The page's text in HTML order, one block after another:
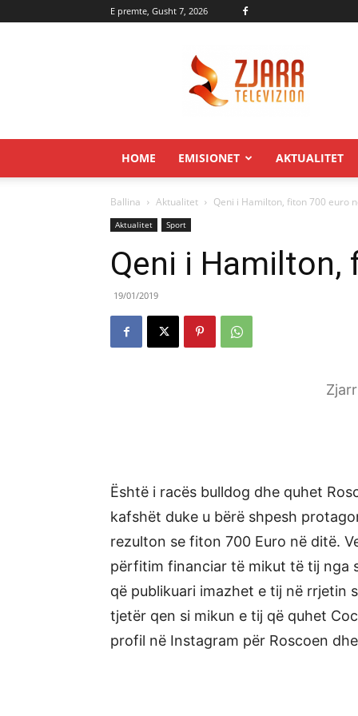
E premte, Gusht 7, 2026
HOME EMISIONET AKTUALITET
Ballina Aktualitet Qeni i Hamilton, fiton 700 euro
Aktualitet Sport
Qeni i
19/01/2019
Është i racës bulldog dhe quhet
kafshët duke u bërë shpesh
rezulton se fiton 700 Euro në ditë.
përfitim financiar të mikut të tij nga
që publikuari imazhet e tij në rrjetin
tjetër qen si mikun e tij që quhet
profil në Instagram për Roscoen